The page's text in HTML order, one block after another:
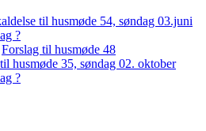
til husmøde 54, søndag 03.juni
?
Forslag til husmøde 48
husmøde 35, søndag 02. oktober
?